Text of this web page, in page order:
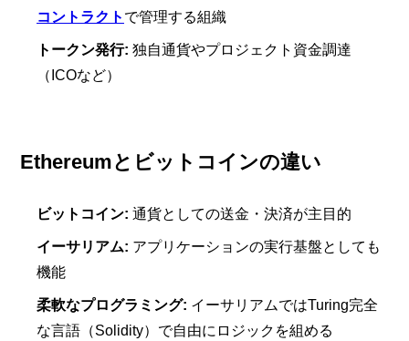
コントラクト で管理する組織
トークン発行: 独自通貨やプロジェクト資金調達
（ICOなど）
Ethereumとビットコインの違い
ビットコイン: 通貨としての送金・決済が主目的
イーサリアム: アプリケーションの実行基盤としても
機能
柔軟なプログラミング: イーサリアムではTuring完全
な言語（Solidity）で自由にロジックを組める